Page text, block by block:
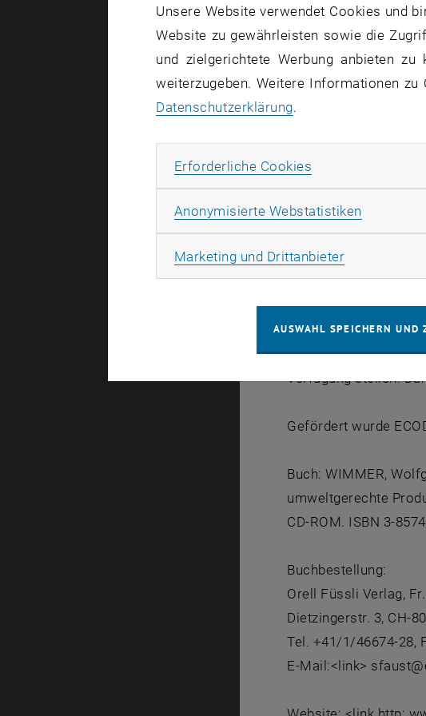
Der Wille, der
liegen mit
Betriebsergebnis
Buch und CD-ROM
Produktionsleiter
Optimierung in
Anwenden ist
Fragestellung "Wie
berücksichtigt!
Querreferenzen zur
werden. Das Buch
Unternehmen
Verfügung stellen.
Gefördert wurde
Buch: WIMMER,
umweltgerechte
CD-ROM. ISBN 3-
Buchbestellung:
Orell Füssli Verlag,
Dietzingerstr. 3, CH-
Tel. +41/1/46674-28,
E-Mail:<link>
Unsere Website verwendet Cookies und
Website zu gewährleisten sowie die
und zielgerichtete Werbung anbieten
weiterzugeben. Weitere Informationen
Datenschutzerklärung.
Erforderliche Cookies
Anonymisierte Webstatistiken
Marketing und DrittanbieterMarketing
AUSWAHL SPEICHERN UND